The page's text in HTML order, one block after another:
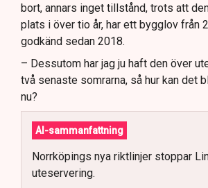
bort, annars inget tillstånd, trots att
plats i över tio år, har ett bygglov från
godkänd sedan 2018.
– Dessutom har jag ju haft den över
två senaste somrarna, så hur kan det
nu?
AI-sammanfattning
Norrköpings nya riktlinjer stoppar
uteservering.